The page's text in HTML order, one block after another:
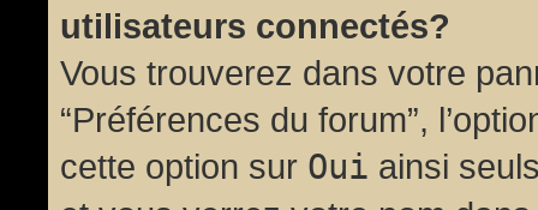
utilisateurs connectés?
Vous trouverez dans votre
“Préférences du forum”,
cette option sur Oui ainsi